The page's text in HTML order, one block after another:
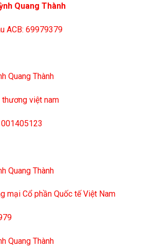
Quang Thành
ACB: 69979379
Quang Thành
thương việt nam
Quang Thành
mại Cổ phần Quốc tế Việt Nam
Quang Thành